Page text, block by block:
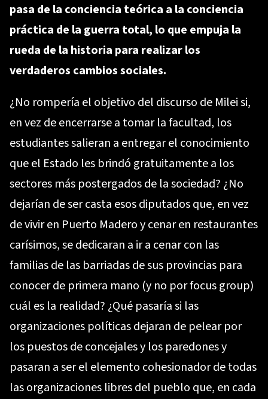
pasa de la conciencia teórica a la conciencia
práctica de la guerra total, lo que empuja la
rueda de la historia para realizar los
verdaderos cambios sociales.
¿No rompería el objetivo del discurso de Milei si,
en vez de encerrarse a tomar la facultad, los
estudiantes salieran a entregar el conocimiento
que el Estado les brindó gratuitamente a los
sectores más postergados de la sociedad? ¿No
dejarían de ser casta esos diputados que, en vez
de vivir en Puerto Madero y cenar en restaurantes
carísimos, se dedicaran a ir a cenar con las
familias de las barriadas de sus provincias para
conocer de primera mano (y no por focus group)
cuál es la realidad? ¿Qué pasaría si las
organizaciones políticas dejaran de pelear por
los puestos de concejales y los paredones y
pasaran a ser el elemento cohesionador de todas
las organizaciones libres del pueblo que, en cada